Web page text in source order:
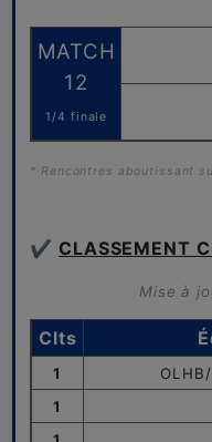
MATCH
12
1/4 finale
* Rencontres aboutissant
✔️ CLASSEMENT
Mise à
Clts
1
1